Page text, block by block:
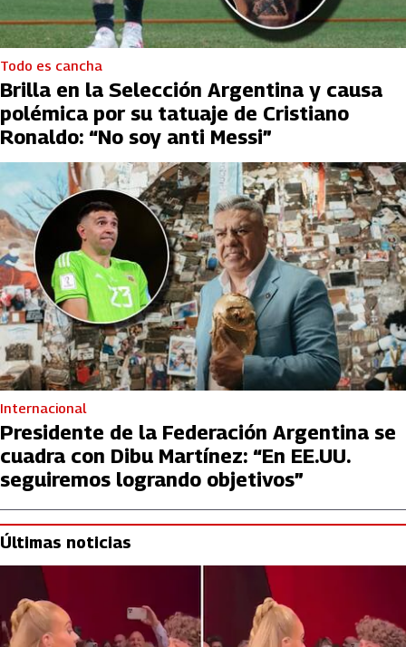
Todo es cancha
Brilla en la Selección Argentina y causa
polémica por su tatuaje de Cristiano
Ronaldo: “No soy anti Messi”
Internacional
Presidente de la Federación Argentina se
cuadra con Dibu Martínez: “En EE.UU.
seguiremos logrando objetivos”
Últimas noticias